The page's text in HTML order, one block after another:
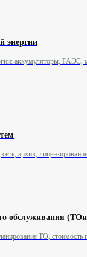
энергии
аккумуляторы, ГАЭС,
архив,
обслуживания
ТО, стоимость